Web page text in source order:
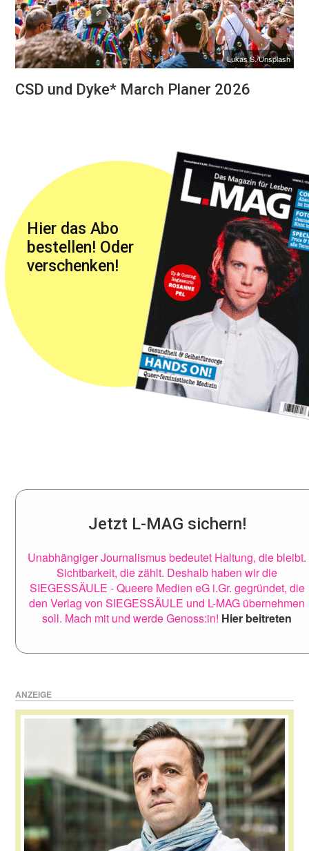
Lukas S./Unsplash
CSD und Dyke* March Planer 2026
Hier das Abo
bestellen! Oder
verschenken!
Jetzt L-MAG sichern!
Unabhängiger Journalismus bedeutet Haltung, die bleibt.
Sichtbarkeit, die zählt. Deshalb haben wir die
SIEGESSÄULE - Queere Medien eG i.Gr. gegründet, die
den Verlag von SIEGESSÄULE und L-MAG übernehmen
soll. Mach mit und werde Genoss:in! Hier beitreten
ANZEIGE